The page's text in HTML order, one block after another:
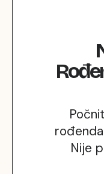
Nije